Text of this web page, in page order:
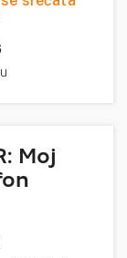
Moj